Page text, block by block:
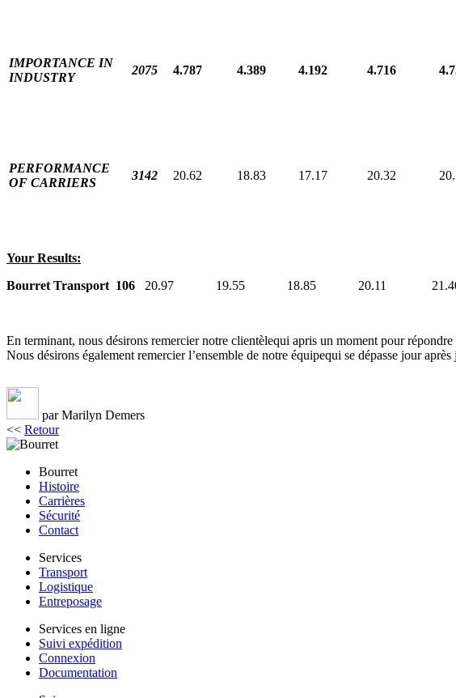
IMPORTANCE IN
INDUSTRY
2075 4.787 4.389 4.192 4.716
PERFORMANCE
OF CARRIERS
3142 20.62 18.83 17.17 20.32
Your Results:
Bourret Transport 106 20.97 19.55 18.85 20.11
En terminant, nous désirons remercier notre clientèlequi apris un moment pour
Nous désirons également remercier l’ensemble de notre équipequi se dépasse jour
par Marilyn Demers
<< Retour
Bourret
Histoire
Carrières
Sécurité
Contact
Services
Transport
Logistique
Entreposage
Services en ligne
Suivi expédition
Connexion
Documentation